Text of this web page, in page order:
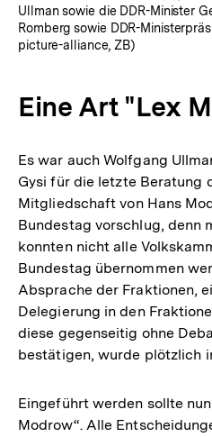
Ullman sowie die DDR-Minister
Romberg sowie DDR-
picture-alliance, ZB)
Eine Art "Lex
Es war auch Wolfgang
Gysi für die letzte Beratung
Mitgliedschaft von Hans
Bundestag vorschlug, denn
konnten nicht alle
Bundestag übernommen
Absprache der Fraktionen,
Delegierung in den
diese gegenseitig ohne
bestätigen, wurde plötzlich
Eingeführt werden sollte
Modrow“. Alle